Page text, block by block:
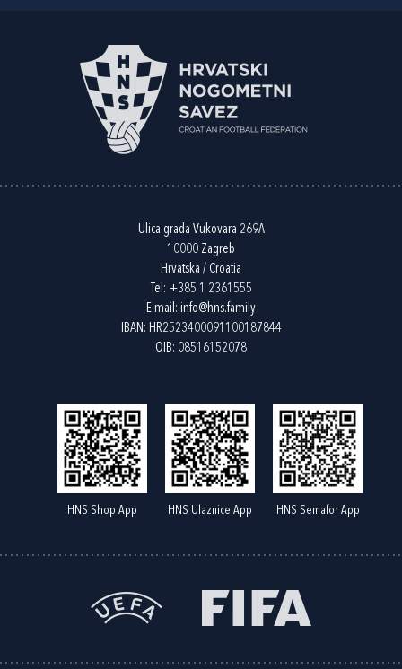
Ulica grada Vukovara 269A
10000 Zagreb
Hrvatska / Croatia
Tel: +385 1 2361555
E-mail: info@hns.family
IBAN: HR2523400091100187844
OIB: 08516152078
HNS Shop App HNS Ulaznice App HNS Semafor App